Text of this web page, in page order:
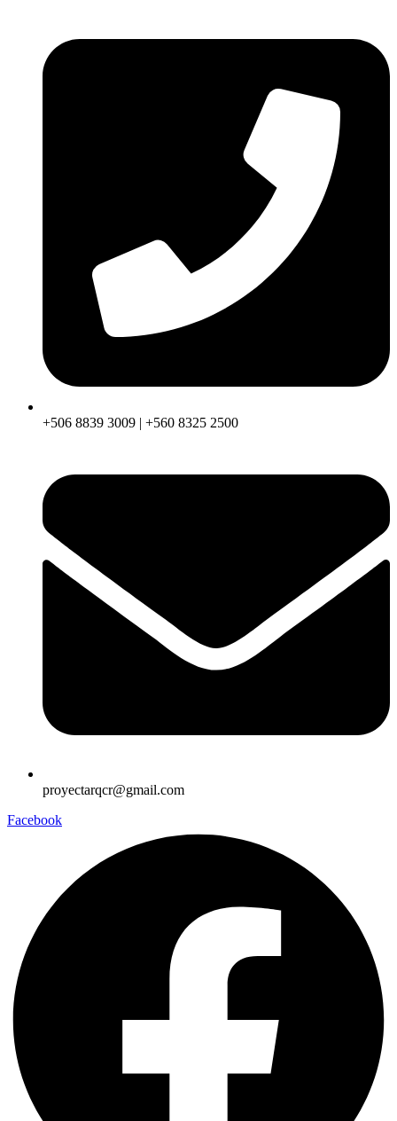
contenido
+506 8839 3009 | +560 8325 2500
proyectarqcr@gmail.com
Facebook